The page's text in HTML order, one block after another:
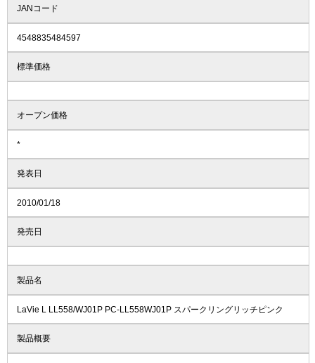
JANコード
4548835484597
標準価格
オープン価格
*
発表日
2010/01/18
発売日
製品名
LaVie L LL558/WJ01P PC-LL558WJ01P スパークリングリッチピンク
製品概要